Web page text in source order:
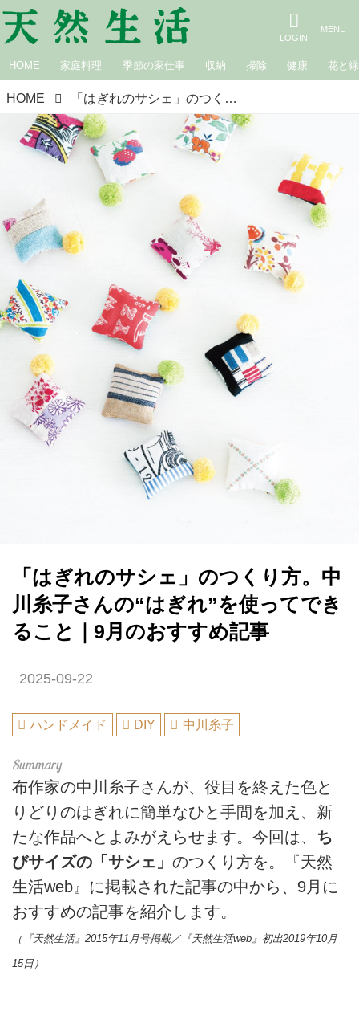
HOME 家庭料理 季節の家仕事 収納 掃除 健康 花と緑
HOME 「はぎれのサシェ」のつくり方。中川糸子さんの“はぎれ”を使ってできること｜9月のおすすめ記事
「はぎれのサシェ」のつくり方。中
川糸子さんの“はぎれ”を使ってでき
ること｜9月のおすすめ記事
2025-09-22
ハンドメイド DIY 中川糸子
布作家の中川糸子さんが、役目を終えた色と
りどりのはぎれに簡単なひと手間を加え、新
たな作品へとよみがえらせます。今回は、 ち
びサイズの「サシェ」 のつくり方を。『天然
生活web』に掲載された記事の中から、9月に
おすすめの記事を紹介します。
（『天然生活』2015年11月号掲載／『天然生活web』初出2019年10月
15日）